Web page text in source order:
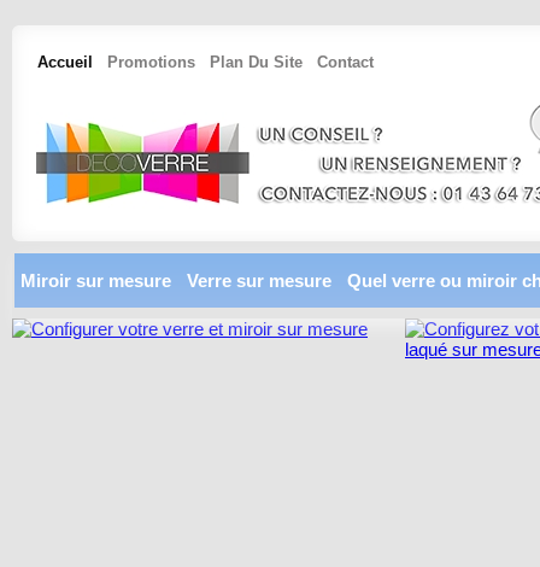
Miroir sur mesure Verre sur mesure Quel verre ou miroir
Accueil Promotions Plan Du Site Contact